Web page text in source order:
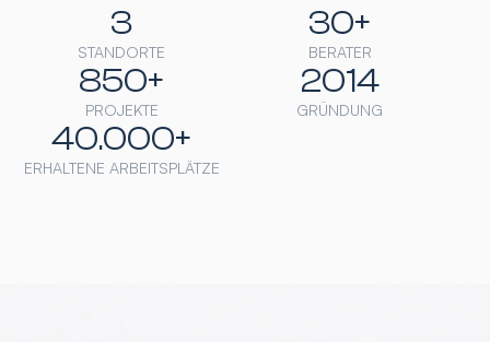
STANDORTE
3
BERATER
30+
PROJEKTE
850+
GRÜNDUNG
2014
ERHALTENE ARBEITSPLÄTZE
40.000+